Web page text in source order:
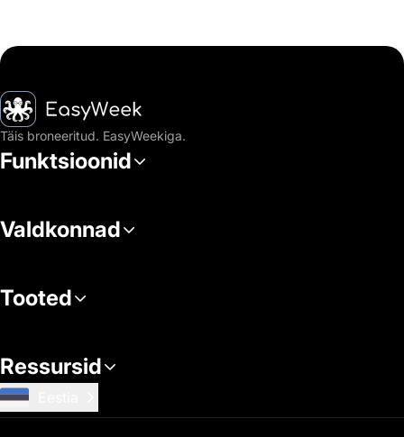
Avaleht
Täis broneeritud. EasyWeekiga.
Funktsioonid
Valdkonnad
Tooted
Ressursid